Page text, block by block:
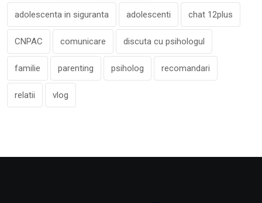
adolescenta in siguranta adolescenti chat 12plus
CNPAC comunicare discuta cu psihologul
familie parenting psiholog recomandari
relatii vlog